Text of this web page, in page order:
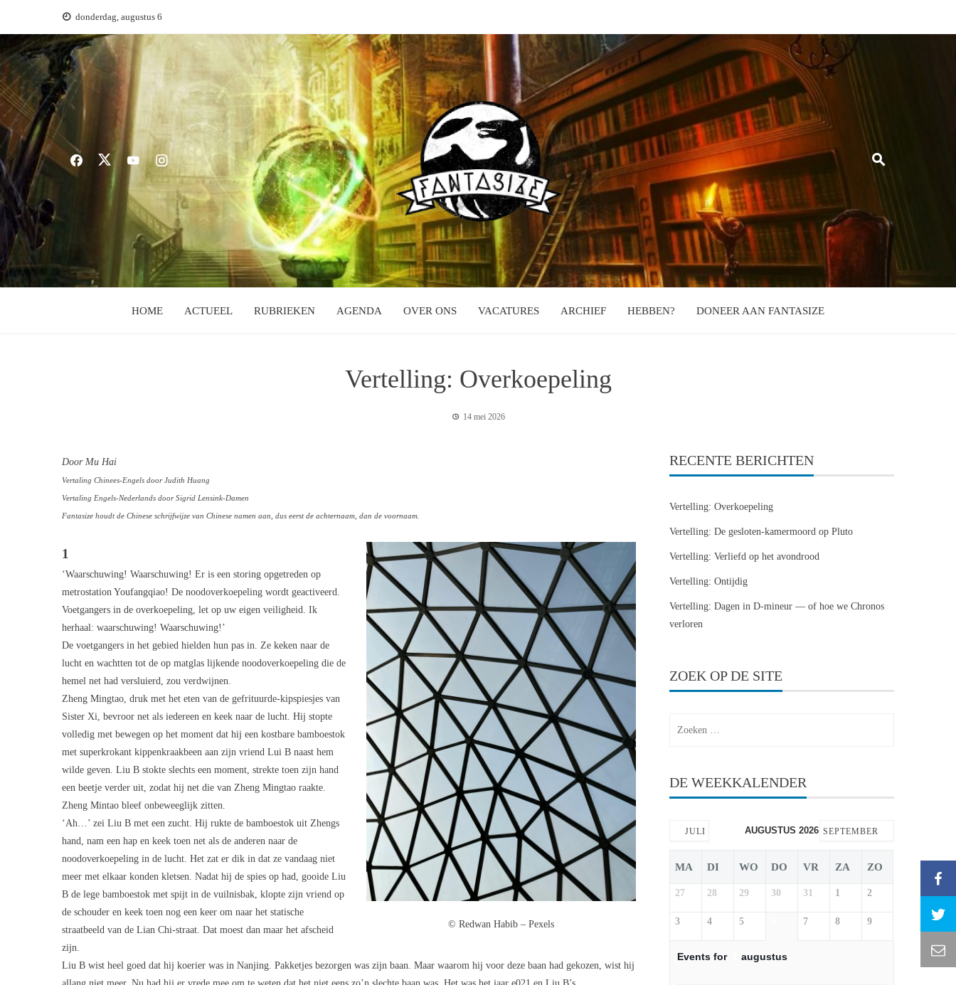
inhoud
donderdag, augustus 6
HOME ACTUEEL RUBRIEKEN AGENDA OVER ONS VACATURES ARCHIEF HEBBEN? DONEER AAN FANTASIZE
Vertelling: Overkoepeling
14 mei 2026
Door Mu Hai
Vertaling Chinees-Engels door Judith Huang
Vertaling Engels-Nederlands door Sigrid Lensink-Damen
Fantasize houdt de Chinese schrijfwijze van Chinese namen aan, dus eerst de achternaam, dan de voornaam.
© Redwan Habib – Pexels
1
‘Waarschuwing! Waarschuwing! Er is een storing opgetreden op
metrostation Youfangqiao! De noodoverkoepeling wordt geactiveerd.
Voetgangers in de overkoepeling, let op uw eigen veiligheid. Ik
herhaal: waarschuwing! Waarschuwing!’
De voetgangers in het gebied hielden hun pas in. Ze keken naar de
lucht en wachtten tot de op matglas lijkende noodoverkoepeling die de
hemel net had versluierd, zou verdwijnen.
Zheng Mingtao, druk met het eten van de gefrituurde-kipspiesjes van
Sister Xi, bevroor net als iedereen en keek naar de lucht. Hij stopte
volledig met bewegen op het moment dat hij een kostbare bamboestok
met superkrokant kippenkraakbeen aan zijn vriend Lui B naast hem
wilde geven. Liu B stokte slechts een moment, strekte toen zijn hand
een beetje verder uit, zodat hij net die van Zheng Mingtao raakte.
Zheng Mintao bleef onbeweeglijk zitten.
‘Ah…’ zei Liu B met een zucht. Hij rukte de bamboestok uit Zhengs
hand, nam een hap en keek toen net als de anderen naar de
noodoverkoepeling in de lucht. Het zat er dik in dat ze vandaag niet
meer met elkaar konden kletsen. Nadat hij de spies op had, gooide Liu
B de lege bamboestok met spijt in de vuilnisbak, klopte zijn vriend op
de schouder en keek toen nog een keer om naar het statische
straatbeeld van de Lian Chi-straat. Dat moest dan maar het afscheid
zijn.
Liu B wist heel goed dat hij koerier was in Nanjing. Pakketjes bezorgen was zijn baan. Maar waarom hij voor deze baan had gekozen, wist hij
RECENTE BERICHTEN
Vertelling: Overkoepeling
Vertelling: De gesloten-kamermoord op Pluto
Vertelling: Verliefd op het avondrood
Vertelling: Ontijdig
Vertelling: Dagen in D-mineur — of hoe we Chronos
verloren
ZOEK OP DE SITE
DE WEEKKALENDER
JULI AUGUSTUS 2026 SEPTEMBER
MA DI WO DO VR ZA ZO
27 28 29 30 31 1 2
3 4 5 7 8 9
Events for augustus